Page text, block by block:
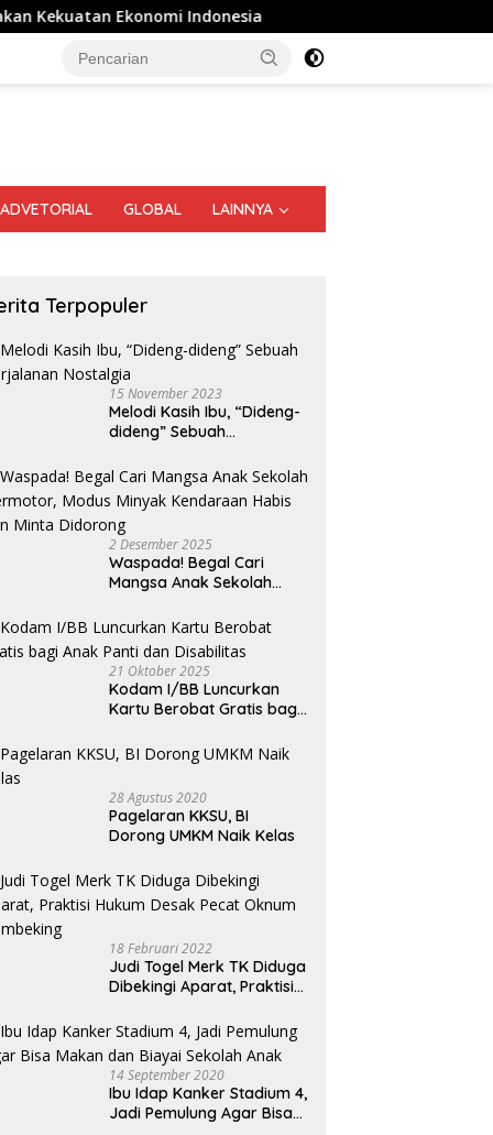
Indonesia Warga dan Sekolah Sambut
ADVETORIAL GLOBAL LAINNYA
Senang Digendong
Sofyan Tan Saat
di STM Hilir
Dedy Hutajulu Raih Juara III
Lomba Menulis LPSK
Terpopuler
15 November 2023
Melodi Kasih Ibu, “Dideng-
dideng” Sebuah
2 Desember 2025
Waspada! Begal Cari
Mangsa Anak Sekolah
Kendaraan Habis dan
Minta Didorong
21 Oktober 2025
Kodam I/BB Luncurkan
Kartu Berobat Gratis bagi
28 Agustus 2020
Pagelaran KKSU, BI
Dorong UMKM Naik Kelas
18 Februari 2022
Judi Togel Merk TK Diduga
Dibekingi Aparat, Praktisi
Oknum Pembeking
14 September 2020
Ibu Idap Kanker Stadium 4,
Jadi Pemulung Agar Bisa